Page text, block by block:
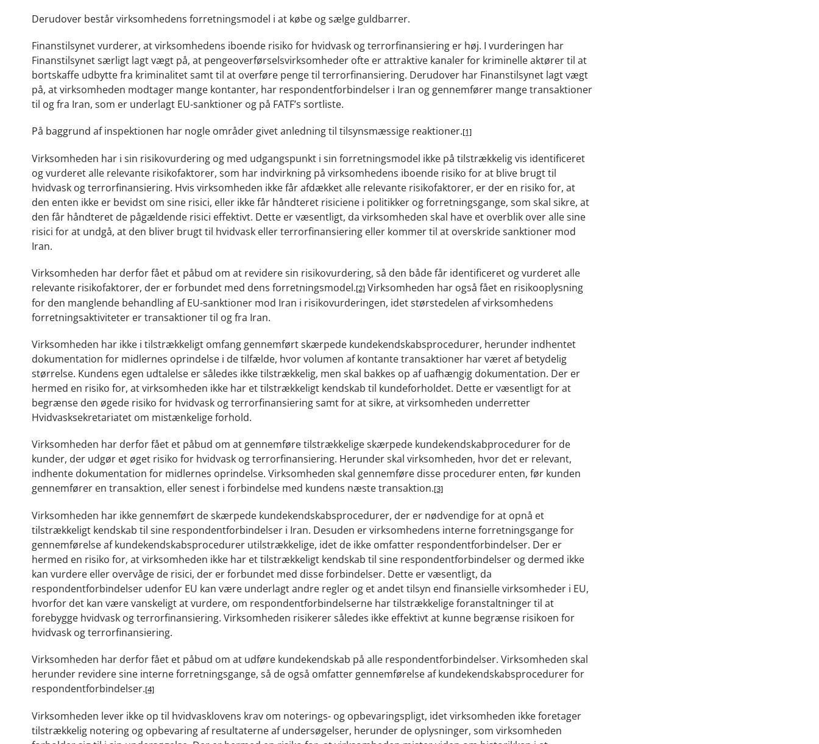
Derudover består virksomhedens forretningsmodel i at købe og sælge guldbarrer.
Finanstilsynet vurderer, at virksomhedens iboende risiko for hvidvask og terrorfinansiering er høj. I vurderingen har
Finanstilsynet særligt lagt vægt på, at pengeoverførselsvirksomheder ofte er attraktive kanaler for kriminelle aktører til at
bortskaffe udbytte fra kriminalitet samt til at overføre penge til terrorfinansiering. Derudover har Finanstilsynet lagt vægt
på, at virksomheden modtager mange kontanter, har respondentforbindelser i Iran og gennemfører mange transaktioner
til og fra Iran, som er underlagt EU-sanktioner og på FATF’s sortliste.
På baggrund af inspektionen har nogle områder givet anledning til tilsynsmæssige reaktioner.[1]
Virksomheden har i sin risikovurdering og med udgangspunkt i sin forretningsmodel ikke på tilstrækkelig vis identificeret
og vurderet alle relevante risikofaktorer, som har indvirkning på virksomhedens iboende risiko for at blive brugt til
hvidvask og terrorfinansiering. Hvis virksomheden ikke får afdækket alle relevante risikofaktorer, er der en risiko for, at
den enten ikke er bevidst om sine risici, eller ikke får håndteret risiciene i politikker og forretningsgange, som skal sikre, at
den får håndteret de pågældende risici effektivt. Dette er væsentligt, da virksomheden skal have et overblik over alle sine
risici for at undgå, at den bliver brugt til hvidvask eller terrorfinansiering eller kommer til at overskride sanktioner mod
Iran.
Virksomheden har derfor fået et påbud om at revidere sin risikovurdering, så den både får identificeret og vurderet alle
relevante risikofaktorer, der er forbundet med dens forretningsmodel.[2] Virksomheden har også fået en risikooplysning
for den manglende behandling af EU-sanktioner mod Iran i risikovurderingen, idet størstedelen af virksomhedens
forretningsaktiviteter er transaktioner til og fra Iran.
Virksomheden har ikke i tilstrækkeligt omfang gennemført skærpede kundekendskabsprocedurer, herunder indhentet
dokumentation for midlernes oprindelse i de tilfælde, hvor volumen af kontante transaktioner har været af betydelig
størrelse. Kundens egen udtalelse er således ikke tilstrækkelig, men skal bakkes op af uafhængig dokumentation. Der er
hermed en risiko for, at virksomheden ikke har et tilstrækkeligt kendskab til kundeforholdet. Dette er væsentligt for at
begrænse den øgede risiko for hvidvask og terrorfinansiering samt for at sikre, at virksomheden underretter
Hvidvasksekretariatet om mistænkelige forhold.
Virksomheden har derfor fået et påbud om at gennemføre tilstrækkelige skærpede kundekendskabprocedurer for de
kunder, der udgør et øget risiko for hvidvask og terrorfinansiering. Herunder skal virksomheden, hvor det er relevant,
indhente dokumentation for midlernes oprindelse. Virksomheden skal gennemføre disse procedurer enten, før kunden
gennemfører en transaktion, eller senest i forbindelse med kundens næste transaktion.[3]
Virksomheden har ikke gennemført de skærpede kundekendskabsprocedurer, der er nødvendige for at opnå et
tilstrækkeligt kendskab til sine respondentforbindelser i Iran. Desuden er virksomhedens interne forretningsgange for
gennemførelse af kundekendskabsprocedurer utilstrækkelige, idet de ikke omfatter respondentforbindelser. Der er
hermed en risiko for, at virksomheden ikke har et tilstrækkeligt kendskab til sine respondentforbindelser og dermed ikke
kan vurdere eller overvåge de risici, der er forbundet med disse forbindelser. Dette er væsentligt, da
respondentforbindelser udenfor EU kan være underlagt andre regler og et andet tilsyn end finansielle virksomheder i EU,
hvorfor det kan være vanskeligt at vurdere, om respondentforbindelserne har tilstrækkelige foranstaltninger til at
forebygge hvidvask og terrorfinansiering. Virksomheden risikerer således ikke effektivt at kunne begrænse risikoen for
hvidvask og terrorfinansiering.
Virksomheden har derfor fået et påbud om at udføre kundekendskab på alle respondentforbindelser. Virksomheden skal
herunder revidere sine interne forretningsgange, så de også omfatter gennemførelse af kundekendskabsprocedurer for
respondentforbindelser.[4]
Virksomheden lever ikke op til hvidvasklovens krav om noterings- og opbevaringspligt, idet virksomheden ikke foretager
tilstrækkelig notering og opbevaring af resultaterne af undersøgelser, herunder de oplysninger, som virksomheden